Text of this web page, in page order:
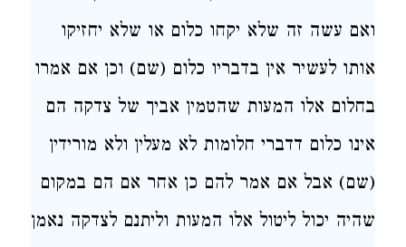
ואם עשה זה שלא יקחו כלום או שלא יחזיקו
אותו לעשיר אין בדבריו כלום (שם) וכן אם אמרו
בחלום אלו המעות שהטמין אביך של צדקה הם
אינו כלום דדברי חלומות לא מעלין ולא מורידין
(שם) אבל אם אמר להם כן אחר אם הם במקום
שהיה יכול ליטול אלו המעות וליתנם לצדקה נאמן